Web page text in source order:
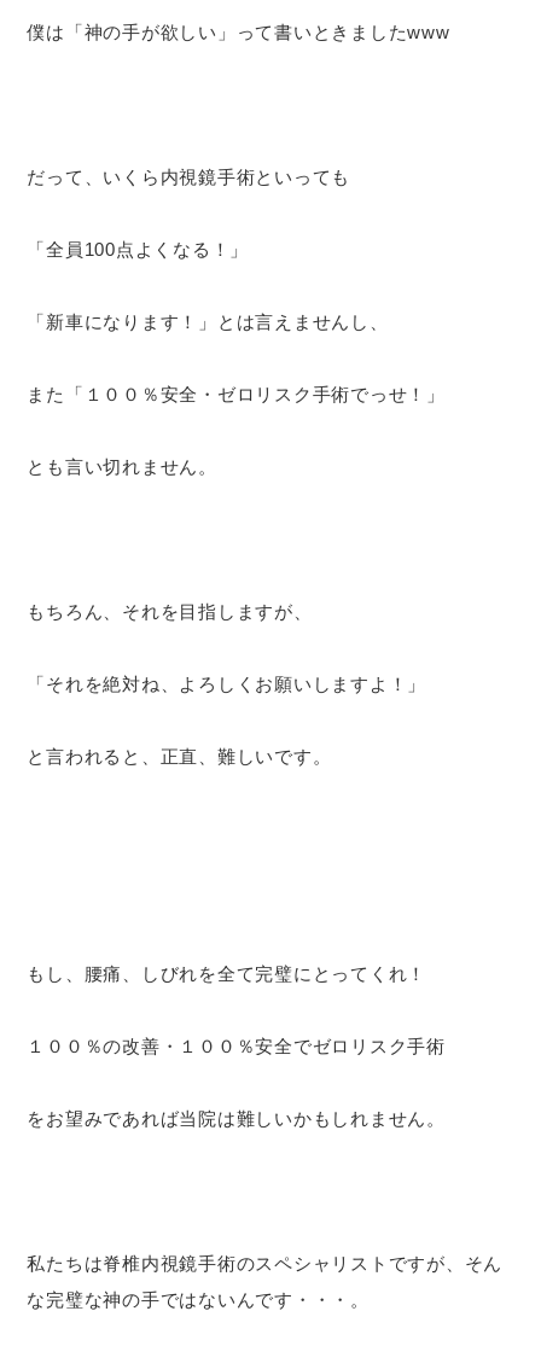
僕は「神の手が欲しい」って書いときましたwww
だって、いくら内視鏡手術といっても
「全員100点よくなる！」
「新車になります！」とは言えませんし、
また「１００％安全・ゼロリスク手術でっせ！」
とも言い切れません。
もちろん、それを目指しますが、
「それを絶対ね、よろしくお願いしますよ！」
と言われると、正直、難しいです。
もし、腰痛、しびれを全て完璧にとってくれ！
１００％の改善・１００％安全でゼロリスク手術
をお望みであれば当院は難しいかもしれません。
私たちは脊椎内視鏡手術のスペシャリストですが、そん
な完璧な神の手ではないんです・・・。